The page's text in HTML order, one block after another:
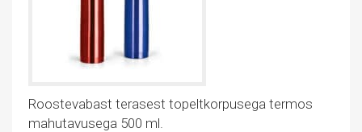
Roostevabast terasest topeltkorpusega termos
mahutavusega 500 ml.